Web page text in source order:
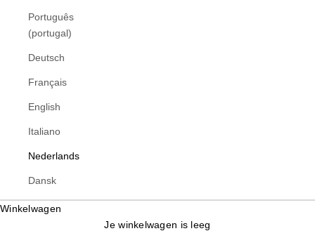
Português
(portugal)
Deutsch
Français
English
Italiano
Nederlands
Dansk
Winkelwagen
Je winkelwagen is leeg